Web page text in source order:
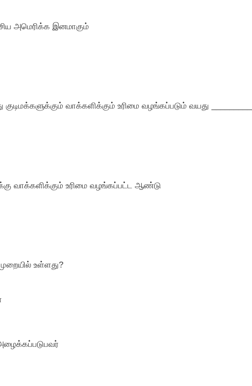
அமெரிக்க இனமாகும்
வாக்களிக்கும் உரிமை வழங்கப்படும் வயது __________
வாக்களிக்கும் உரிமை வழங்கப்பட்ட ஆண்டு
உள்ளது?